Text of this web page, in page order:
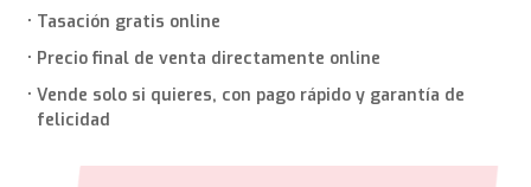
Tasación gratis online
Precio final de venta directamente online
Vende solo si quieres, con pago rápido y garantía de
felicidad